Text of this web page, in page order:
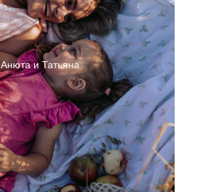
Анюта и Татьяна